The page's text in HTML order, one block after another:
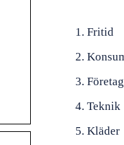
Fritid
Företag
Teknik
Kläder